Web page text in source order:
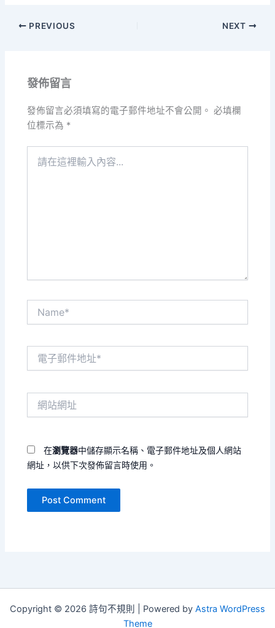
PREVIOUS NEXT
發佈留言
發佈留言必須填寫的電子郵件地址不會公開。 必填欄
位標示為 *
在瀏覽器中儲存顯示名稱、電子郵件地址及個人網站
網址，以供下次發佈留言時使用。
Copyright © 2026 詩句不規則 | Powered by Astra WordPress
Theme